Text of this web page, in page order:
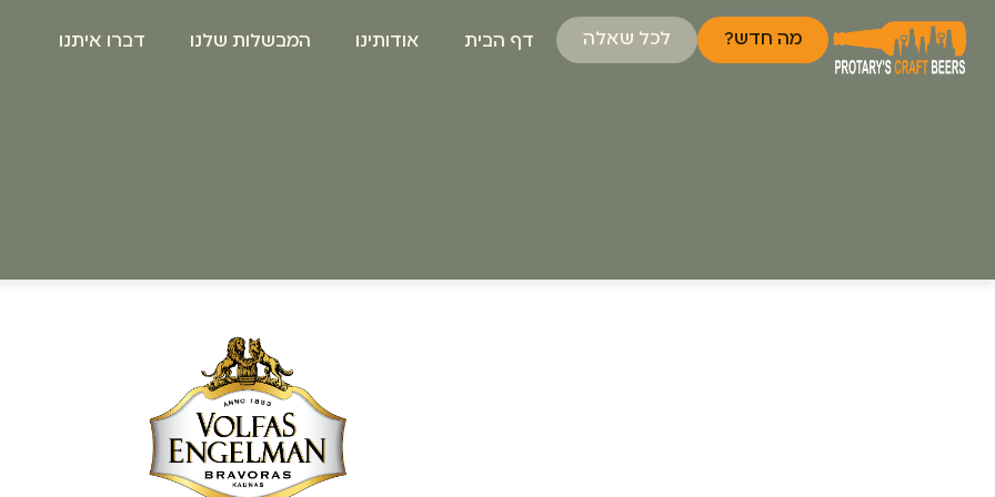
מה חדש? לכל שאלה דף הבית אודותינו המבשלות שלנו דברו איתנו